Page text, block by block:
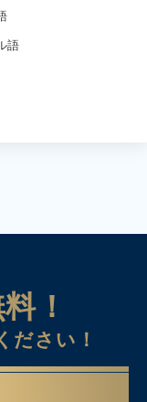
語
！
ださい！